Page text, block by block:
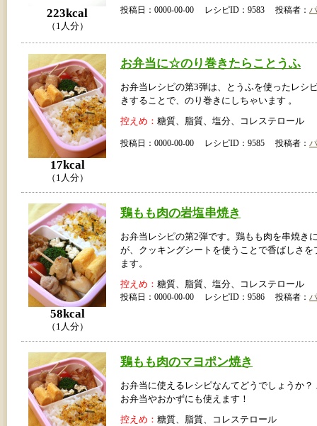
223kcal
（1人分）
投稿日：0000-00-00 レシピID：9583 投稿者：
17kcal
（1人分）
お弁当に☆のり巻きたらことうふ
お弁当レシピの第3弾は、とうふを使ったレシ
きすることで、のり巻きにしちゃいます 。
控えめ： 糖質、脂質、塩分、コレステロール
投稿日：0000-00-00 レシピID：9585 投稿者：
58kcal
（1人分）
鶏もも肉の岩塩串焼き
お弁当レシピの第2弾です。鶏もも肉を串焼き
が、クッキングシートを使うことで香ばしさを
ます。
控えめ： 糖質、脂質、塩分、コレステロール
投稿日：0000-00-00 レシピID：9586 投稿者：
鶏もも肉のマヨポン焼き
お弁当に使えるレシピなんてどうでしょうか？
お弁当やおかずにも使えます！
控えめ： 糖質、脂質、コレステロール